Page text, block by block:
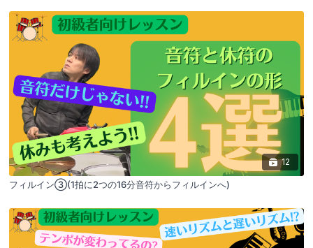
12
フィルイン③(1拍に2つの16分音符からフィルインへ)